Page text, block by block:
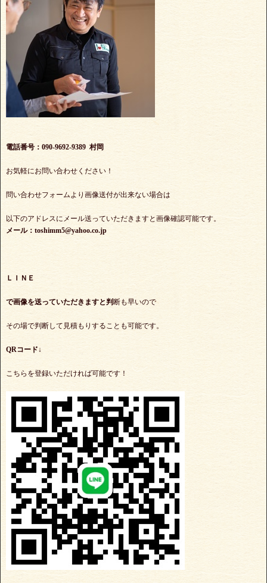
電話番号：090-9692-9389 村岡
お気軽にお問い合わせください！
問い合わせフォームより画像送付が出来ない場合は
以下のアドレスにメール送っていただきますと画像確認可能です。
メール：toshimm5@yahoo.co.jp
ＬＩＮＥ
で画像を送っていただきますと判 断も早いので
その場で判断して見積もりすることも可能です。
QRコード↓
こちらを登録いただければ可能です！